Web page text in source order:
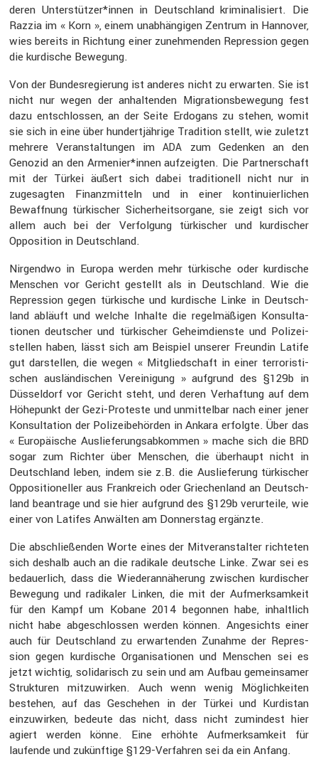
deren Unterstützer*innen in Deutsch­land krimi­na­li­siert. Die
Razzia im « Korn », einem unabhän­gigen Zentrum in Hannover,
wies bereits in Richtung einer zuneh­menden Repres­sion gegen
die kurdi­sche Bewegung.
Von der Bundes­re­gie­rung ist anderes nicht zu erwarten. Sie ist
nicht nur wegen der anhal­tenden Migra­ti­ons­be­we­gung fest
dazu entschlossen, an der Seite Erdogans zu stehen, womit
sie sich in eine über hundert­jäh­rige Tradi­tion stellt, wie zuletzt
mehrere Veran­stal­tungen imADA
zum Gedenken an den
Genozid an den Armenier*innen aufzeigten. Die Partner­schaft
mit der Türkei äußert sich dabei tradi­tio­nell nicht nur in
zugesagten Finanz­mit­teln und in einer konti­nu­ier­li­chen
Bewaff­nung türki­scher Sicher­heits­or­gane, sie zeigt sich vor
allem auch bei der Verfol­gung türki­scher und kurdi­scher
Opposi­tion in Deutsch­land.
Nirgendwo in Europa werden mehr türki­sche oder kurdi­sche
Menschen vor Gericht gestellt als in Deutsch­land. Wie die
Repres­sion gegen türki­sche und kurdi­sche Linke in Deutsch­
land abläuft und welche Inhalte die regel­mä­ßigen Konsul­ta­
tionen deutscher und türki­scher Geheim­dienste und Polizei­
stellen haben, lässt sich am Beispiel unserer Freundin Latife
gut darstellen, die wegen « Mitglied­schaft in einer terro­ris­ti­
schen auslän­di­schen Verei­ni­gung » aufgrund des §129b in
Düssel­dorf vor Gericht steht, und deren Verhaf­tung auf dem
Höhepunkt der Gezi-Proteste und unmit­telbar nach einer jener
Konsul­ta­tion der Polizei­be­hörden in Ankara erfolgte. Über das
« Europäi­sche Auslie­fe­rungs­ab­kommen » mache sich die BRD
sogar zum Richter über Menschen, die überhaupt nicht in
Deutsch­land leben, indem sie z.B. die Auslie­fe­rung türki­scher
Opposi­tio­neller aus Frank­reich oder Griechen­land an Deutsch­
land beantrage und sie hier aufgrund des §129b verur­teile, wie
einer von Latifes Anwälten am Donnerstag ergänzte.
Die abschlie­ßenden Worte eines der Mitver­an­stalter richteten
sich deshalb auch an die radikale deutsche Linke. Zwar sei es
bedau­er­lich, dass die Wieder­an­nä­he­rung zwischen kurdi­scher
Bewegung und radikaler Linken, die mit der Aufmerk­sam­keit
für den Kampf um Kobane 2014 begonnen habe, inhalt­lich
nicht habe abgeschlossen werden können. Angesichts einer
auch für Deutsch­land zu erwar­tenden Zunahme der Repres­
sion gegen kurdi­sche Organi­sa­tionen und Menschen sei es
jetzt wichtig, solida­risch zu sein und am Aufbau gemein­samer
Struk­turen mitzu­wirken. Auch wenn wenig Möglich­keiten
bestehen, auf das Geschehen in der Türkei und Kurdi­stan
einzu­wirken, bedeute das nicht, dass nicht zumin­dest hier
agiert werden könne. Eine erhöhte Aufmerk­sam­keit für
laufende und zukünf­tige §129-Verfahren sei da ein Anfang.